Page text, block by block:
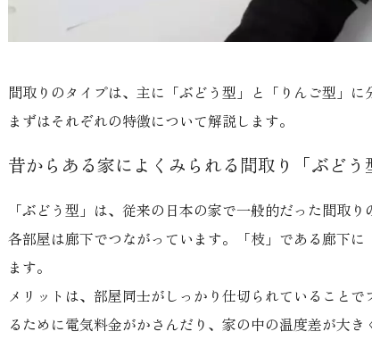
間取りのタイプは、主に「ぶどう型」と「りんご型」に
まずはそれぞれの特徴について解説します。
昔からある家によくみられる間取り「ぶどう
「ぶどう型」は、従来の日本の家で一般的だった間取
各部屋は廊下でつながっています。「枝」である廊下
ます。
メリットは、部屋同士がしっかり仕切られていること
るために電気料金がかさんだり、家の中の温度差が大